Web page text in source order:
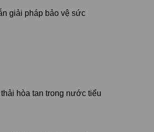
giải pháp bảo vệ sức
hòa tan trong nước tiểu